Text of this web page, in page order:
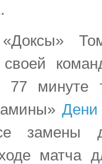
своей
минуте
Дени
замены
матча